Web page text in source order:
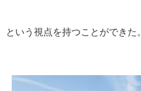
という視点を持つことができた。